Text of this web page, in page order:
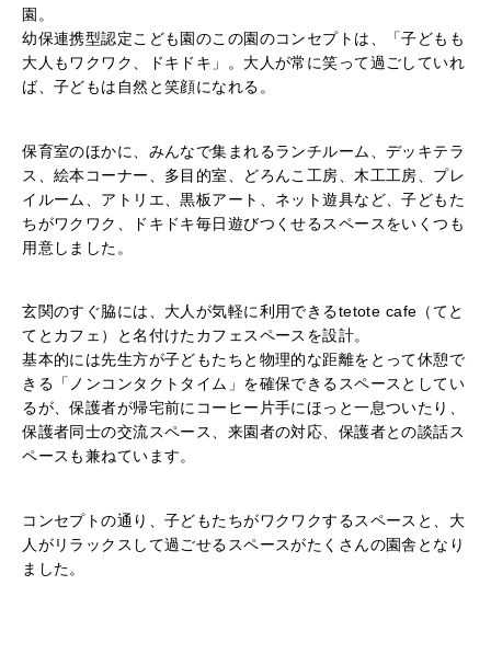
園。
幼保連携型認定こども園のこの園のコンセプトは、「子どもも
大人もワクワク、ドキドキ」。大人が常に笑って過ごしていれ
ば、子どもは自然と笑顔になれる。
保育室のほかに、みんなで集まれるランチルーム、デッキテラ
ス、絵本コーナー、多目的室、どろんこ工房、木工工房、プレ
イルーム、アトリエ、黒板アート、ネット遊具など、子どもた
ちがワクワク、ドキドキ毎日遊びつくせるスペースをいくつも
用意しました。
玄関のすぐ脇には、大人が気軽に利用できるtetote cafe（てと
てとカフェ）と名付けたカフェスペースを設計。
基本的には先生方が子どもたちと物理的な距離をとって休憩で
きる「ノンコンタクトタイム」を確保できるスペースとしてい
るが、保護者が帰宅前にコーヒー片手にほっと一息ついたり、
保護者同士の交流スペース、来園者の対応、保護者との談話ス
ペースも兼ねています。
コンセプトの通り、子どもたちがワクワクするスペースと、大
人がリラックスして過ごせるスペースがたくさんの園舎となり
ました。